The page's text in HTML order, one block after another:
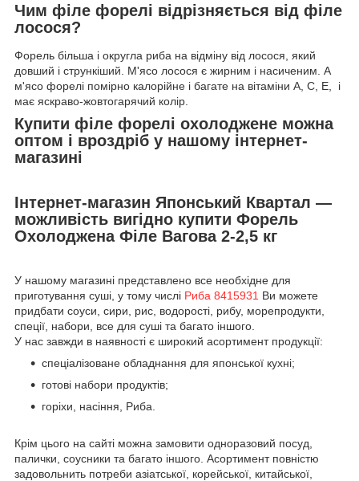
Чим філе форелі відрізняється від філе
лосося?
Форель більша і округла риба на відміну від лосося, який
довший і стрункіший. М'ясо лосося є жирним і насиченим. А
м'ясо форелі помірно калорійне і багате на вітаміни А, С, Е, і
має яскраво-жовтогарячий колір.
Купити філе форелі охолоджене можна
оптом і вроздріб у нашому інтернет-
магазині
Інтернет-магазин Японський Квартал —
можливість вигідно купити Форель
Охолоджена Філе Вагова 2-2,5 кг
У нашому магазині представлено все необхідне для
приготування суші, у тому числі Риба 8415931 Ви можете
придбати соуси, сири, рис, водорості, рибу, морепродукти,
спеції, набори, все для суші та багато іншого.
У нас завжди в наявності є широкий асортимент продукції:
спеціалізоване обладнання для японської кухні;
готові набори продуктів;
горіхи, насіння, Риба.
Крім цього на сайті можна замовити одноразовий посуд,
палички, соусники та багато іншого. Асортимент повністю
задовольнить потреби азіатської, корейської, китайської,